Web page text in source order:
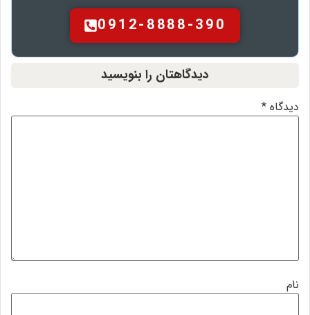
0912-8888-390
دیدگاهتان را بنویسید
*